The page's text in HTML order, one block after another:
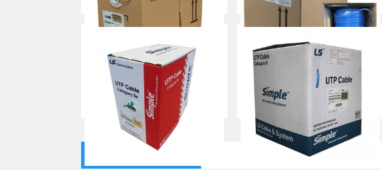
Commscope CAT 5e
Mua ngay
Commscope/AMP CAT 6
Mua ngay